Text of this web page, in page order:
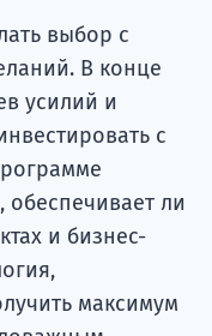
выбор с
В конце
усилий и
с
обеспечивает ли
и ​​бизнес-
максимум